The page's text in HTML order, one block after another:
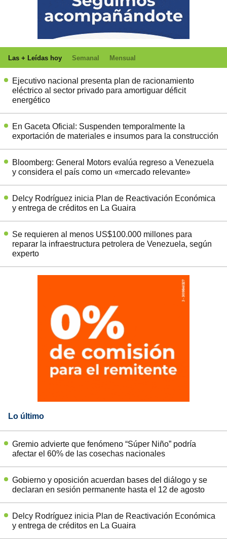
Las + Leídas hoy Semanal Mensual
Ejecutivo nacional presenta plan de racionamiento
eléctrico al sector privado para amortiguar déficit
energético
En Gaceta Oficial: Suspenden temporalmente la
exportación de materiales e insumos para la construcción
Bloomberg: General Motors evalúa regreso a Venezuela
y considera el país como un «mercado relevante»
Delcy Rodríguez inicia Plan de Reactivación Económica
y entrega de créditos en La Guaira
Se requieren al menos US$100.000 millones para
reparar la infraestructura petrolera de Venezuela, según
experto
Lo último
Gremio advierte que fenómeno “Súper Niño” podría
afectar el 60% de las cosechas nacionales
Gobierno y oposición acuerdan bases del diálogo y se
declaran en sesión permanente hasta el 12 de agosto
Delcy Rodríguez inicia Plan de Reactivación Económica
y entrega de créditos en La Guaira